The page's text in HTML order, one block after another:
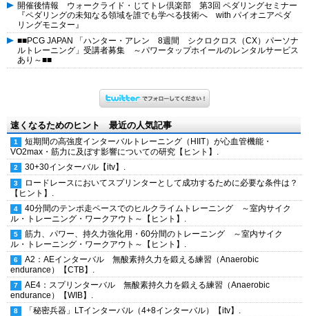
開催後情報 ウォークライド・じてトレ倶楽部 第3回 ペダリングセミナー
『ペダリングの未知なる領域を誰でも学べる技術へ with パイオニアペダ
リングモニター』
■■PCG JAPAN 「ハンター・アレン 8週間 シクロクロス（CX）パーソナ
ルトレーニング」受講者募集 ～パワータップホイールのレンタルサービス
あり～■■
速くなるためのヒント 最近の人気記事
短期間の高強度インターバルトレーニング（HIIT）が心血管機能・
VO2max・筋力に及ぼす影響についての研究【ヒント】.
30+30インターバル【itv】.
ロードレースにおいてスプリンターとして成功するために必要な条件は？
【ヒント】.
40分間のテンポ走ペースでのヒルクライムトレーニング ～室内サイク
ル・トレーニング・ワークアウト～【ヒント】.
筋力、パワー、持久力強化用・60分間のトレーニング ～室内サイク
ル・トレーニング・ワークアウト～【ヒント】.
A2：AEインターバル 無酸素持久力を鍛える練習（Anaerobic
endurance）【CTB】.
AE4：スプリンターバル 無酸素持久力を鍛える練習（Anaerobic
endurance）【WIB】.
「秘密兵器」LTインターバル（4+8インターバル）【itv】.